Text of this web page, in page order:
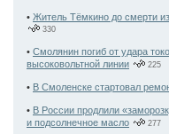
• Житель Тёмкино до смерти
330
• Смолянин погиб от удара
высоковольтной линии
225
• В Смоленске стартовал
• В России продлили
и подсолнечное масло
277